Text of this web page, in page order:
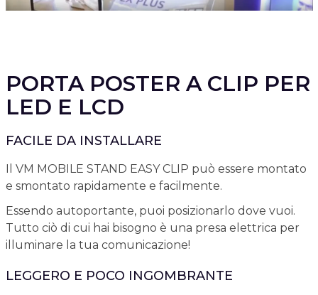
PORTA POSTER A CLIP PER
LED E LCD
FACILE DA INSTALLARE
Il VM MOBILE STAND EASY CLIP può essere montato
e smontato rapidamente e facilmente.
Essendo autoportante, puoi posizionarlo dove vuoi.
Tutto ciò di cui hai bisogno è una presa elettrica per
illuminare la tua comunicazione!
LEGGERO E POCO INGOMBRANTE